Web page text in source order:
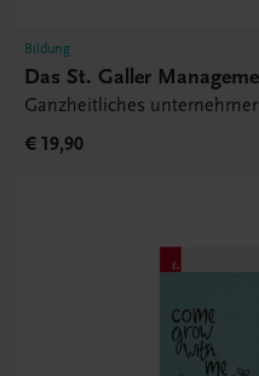
Bildung
Das St. Galler
Ganzheitliches
€ 19,90